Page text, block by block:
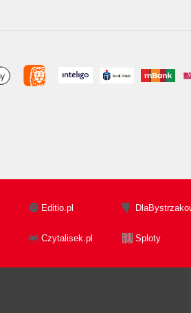
Editio.pl
Czytalisek.pl Sploty